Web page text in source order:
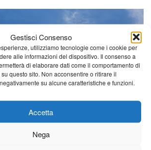
Gestisci Consenso
utilizziamo tecnologie come i cookie per
alle informazioni del dispositivo. Il consenso a
di elaborare dati come il comportamento di
questo sito. Non acconsentire o ritirare il
su alcune caratteristiche e funzioni.
Accetta
Nega
Sole e temperature ancora ben
al di sopra delle medie stagionali
Leggi tutto…
Giovedì